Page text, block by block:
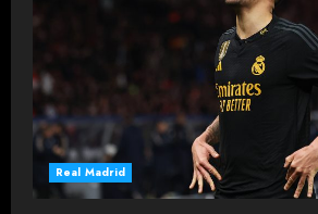
Real Madrid